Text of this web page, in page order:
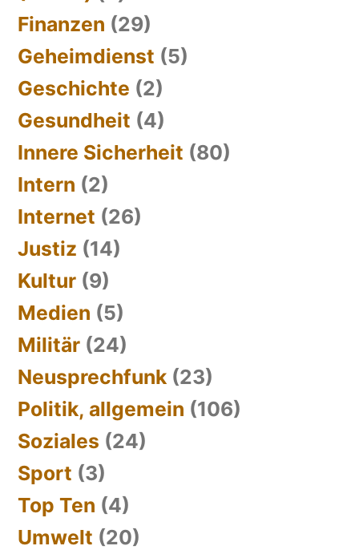
Finanzen (29)
Geheimdienst (5)
Geschichte (2)
Gesundheit (4)
Innere Sicherheit (80)
Intern (2)
Internet (26)
Justiz (14)
Kultur (9)
Medien (5)
Militär (24)
Neusprechfunk (23)
Politik, allgemein (106)
Soziales (24)
Sport (3)
Top Ten (4)
Umwelt (20)